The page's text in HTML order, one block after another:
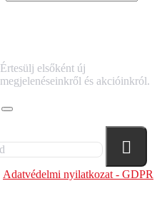
Értesülj elsőként új
megjelenéseinkről és akcióinkról.
Adatvédelmi nyilatkozat - GDPR